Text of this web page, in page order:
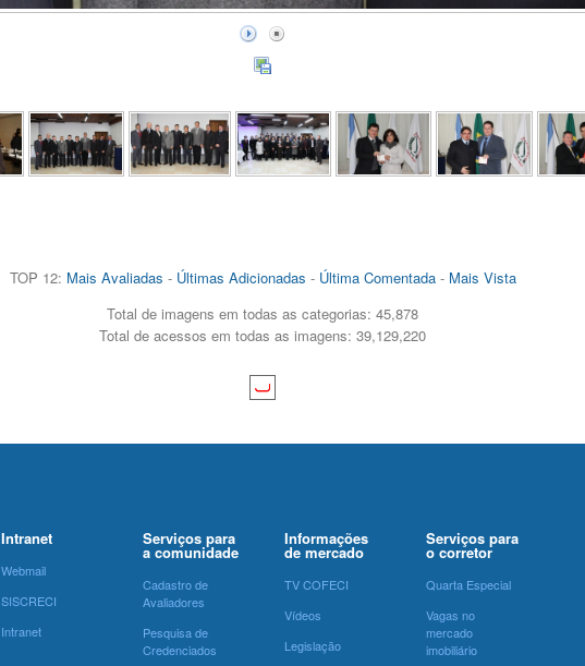
TOP 12: Mais Avaliadas - Últimas Adicionadas - Última Comentada- Mais Vista
Total de imagens em todas as categorias: 45,878
Total de acessos em todas as imagens: 39,129,220
Intranet
Webmail
SISCRECI
Intranet
Serviços para
a comunidade
Cadastro de
Avaliadores
Pesquisa de
Credenciados
Informações
de mercado
TV COFECI
Vídeos
Legislação
Serviços para
o corretor
Quarta Especial
Vagas no
mercado
imobiliário